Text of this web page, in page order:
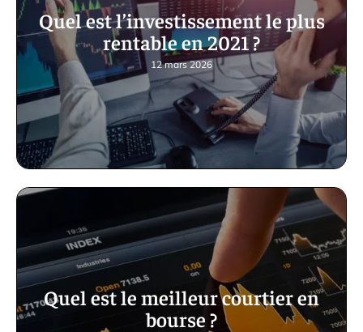
Quel est l’investissement le plus
rentable en 2021 ?
12 mars 2026
Quel est le meilleur courtier en
bourse ?